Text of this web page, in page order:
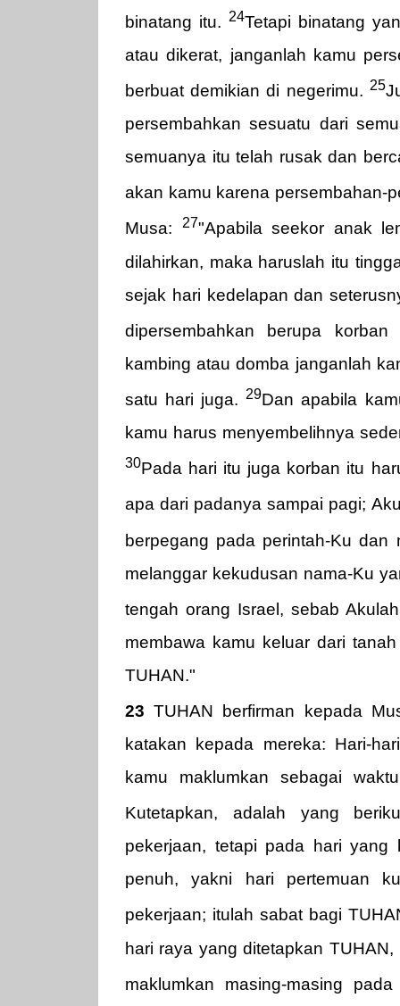
binatang itu.24Tetapi binatang
atau dikerat, janganlah kamu
berbuat demikian di negerimu. 25
persembahkan sesuatu dari
semuanya itu telah rusak dan
akan kamu karena persembahan-
Musa:
27"Apabila seekor anak
dilahirkan, maka haruslah itu
sejak hari kedelapan dan
dipersembahkan berupa
kambing atau domba janganlah
satu hari juga.29Dan apabila
kamu harus menyembelihnya
30Pada hari itu juga korban itu
apa dari padanya sampai pagi;
berpegang pada perintah-Ku
melanggar kekudusan nama-Ku
tengah orang Israel, sebab
membawa kamu keluar dari
TUHAN."
23 TUHAN berfirman kepada
katakan kepada mereka: Hari-
kamu maklumkan sebagai
Kutetapkan, adalah yang
pekerjaan, tetapi pada hari yang
penuh, yakni hari pertemuan
pekerjaan; itulah sabat bagi
hari raya yang ditetapkan
maklumkan masing-masing